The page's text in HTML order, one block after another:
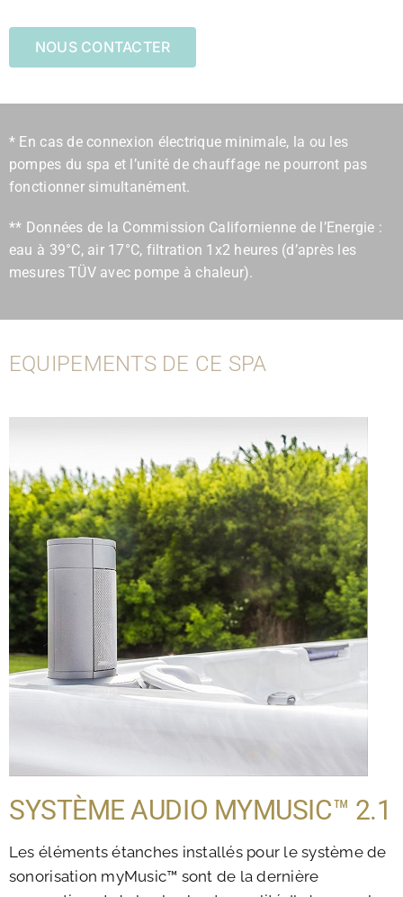
NOUS CONTACTER
* En cas de connexion électrique minimale, la ou les
pompes du spa et l’unité de chauffage ne pourront pas
fonctionner simultanément.
** Données de la Commission Californienne de l’Energie :
eau à 39°C, air 17°C, filtration 1x2 heures (d’après les
mesures TÜV avec pompe à chaleur).
EQUIPEMENTS DE CE SPA
SYSTÈME AUDIO MYMUSIC™ 2.1
Les éléments étanches installés pour le système de
sonorisation myMusic™ sont de la dernière